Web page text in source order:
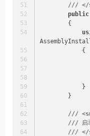
/// </
public
        {
            {
            }
        }
///
/// 启
/// </